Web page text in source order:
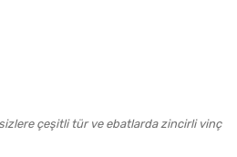
çeşitli tür ve ebatlarda zincirli vinç